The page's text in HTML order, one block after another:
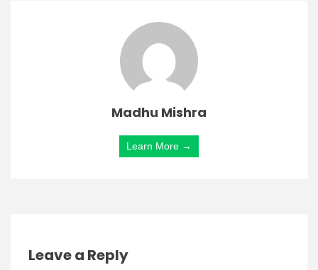
Madhu Mishra
Learn More →
Leave a Reply